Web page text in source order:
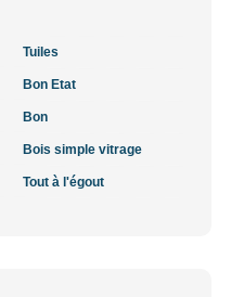
Tuiles
Bon Etat
Bon
Bois simple vitrage
Tout à l'égout